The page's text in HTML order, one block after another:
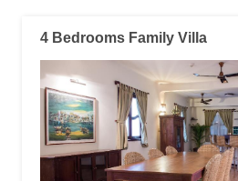
4 Bedrooms Family Villa